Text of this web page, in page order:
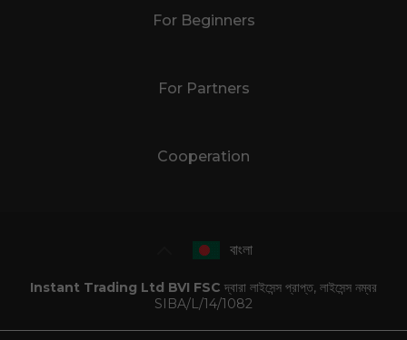
For Beginners
For Partners
Cooperation
বাংলা
Instant Trading Ltd BVI FSC দ্বারা লাইসেন্স প্রাপ্ত, লাইসেন্স নম্বর
SIBA/L/14/1082